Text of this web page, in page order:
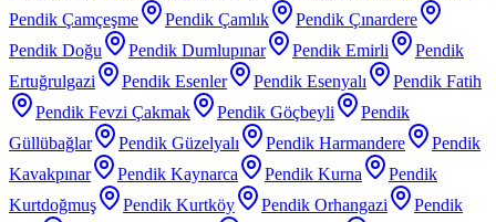
Pendik Çamçeşme
Pendik Çamlık
Pendik Çınardere
Pendik Doğu
Pendik Dumlupınar Pendik Emirli
Pendik
Ertuğrulgazi
Pendik Esenler Pendik Esenyalı
Pendik Fatih
Pendik Fevzi Çakmak
Pendik Göçbeyli
Pendik
Güllübağlar
Pendik Güzelyalı Pendik Harmandere
Pendik
Kavakpınar
Pendik Kaynarca Pendik Kurna
Pendik
Kurtdoğmuş
Pendik Kurtköy Pendik Orhangazi
Pendik